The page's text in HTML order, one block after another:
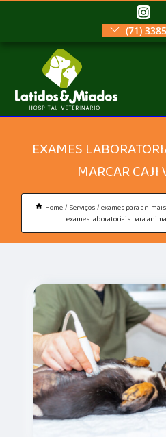
(71)
EXAMES
MARCAR CAJI
Home Serviços exames para animais
exames laboratoriais para